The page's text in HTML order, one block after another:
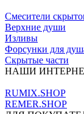
Смесители
Верхние души
Изливы
Форсунки для
Скрытые части
НАШИ
RUMIX.SHOP
REMER.SHOP